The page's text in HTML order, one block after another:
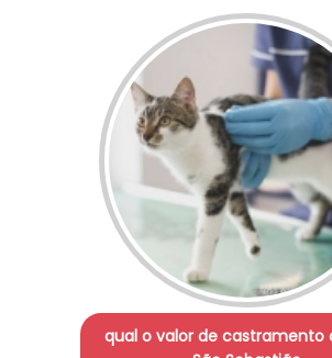
qual o valor de castramento